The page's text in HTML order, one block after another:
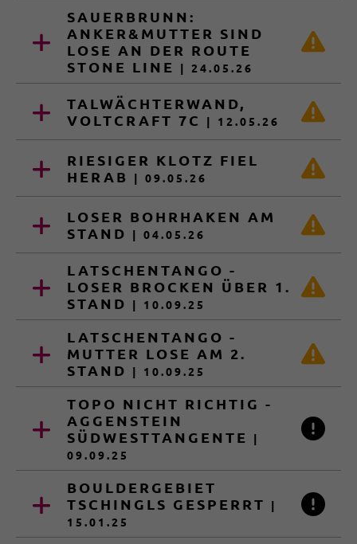
SAUERBRUNN:
ANKER&MUTTER SIND
LOSE AN DER ROUTE
STONE LINE
| 24.05.26
TALWÄCHTERWAND,
VOLTCRAFT 7C
| 12.05.26
RIESIGER KLOTZ FIEL
HERAB
| 09.05.26
LOSER BOHRHAKEN AM
STAND
| 04.05.26
LATSCHENTANGO -
LOSER BROCKEN ÜBER 1.
STAND
| 10.09.25
LATSCHENTANGO -
MUTTER LOSE AM 2.
STAND
| 10.09.25
TOPO NICHT RICHTIG -
AGGENSTEIN
SÜDWESTTANGENTE
|
09.09.25
BOULDERGEBIET
TSCHINGLS GESPERRT
|
15.01.25